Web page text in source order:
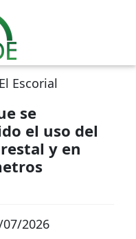
Escorial
se
el uso del
y en
2026